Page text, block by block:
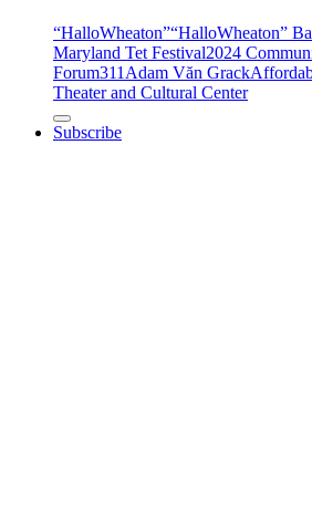
“HalloWheaton”“HalloWheaton”
Maryland Tet Festival2024
Forum311Adam Văn Grack
Theater and Cultural Center
Subscribe